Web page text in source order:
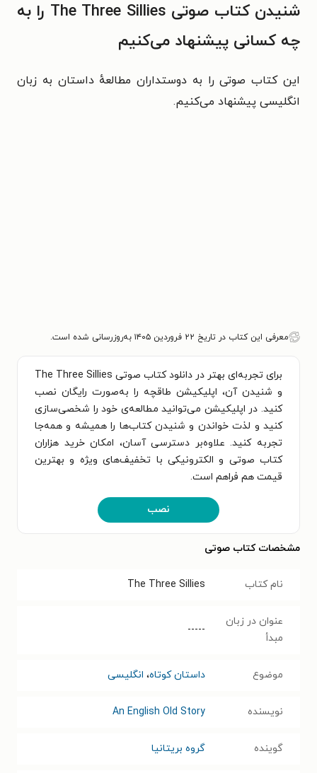
شنیدن کتاب صوتی The Three Sillies را به
چه کسانی پیشنهاد می‌کنیم
این کتاب صوتی را به دوستداران مطالعهٔ داستان به زبان
انگلیسی پیشنهاد می‌کنیم.
معرفی این کتاب در تاریخ ۲۲ فروردین ۱۴۰۵ به‌روزرسانی شده است.
برای تجربه‌ای بهتر در دانلود کتاب صوتی The Three Sillies
و شنیدن آن، اپلیکیشن طاقچه را به‌صورت رایگان نصب
کنید. در اپلیکیشن می‌توانید مطالعه‌ی خود را شخصی‌سازی
کنید و لذت خواندن و شنیدن کتاب‌ها را همیشه و همه‌جا
تجربه کنید. علاوه‌بر دسترسی آسان، امکان خرید هزاران
کتاب صوتی و الکترونیکی با تخفیف‌های ویژه و بهترین
قیمت هم فراهم است.
نصب
مشخصات کتاب صوتی
نام کتاب The Three Sillies
عنوان در زبان
مبدأ
-----
موضوع داستان کوتاه، انگلیسی
نویسنده An English Old Story
گوینده گروه بریتانیا